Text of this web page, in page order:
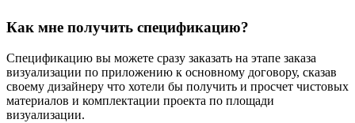
Как мне получить спецификацию?
Спецификацию вы можете сразу заказать на этапе заказа
визуализации по приложению к основному договору, сказав
своему дизайнеру что хотели бы получить и просчет чистовых
материалов и комплектации проекта по площади
визуализации.